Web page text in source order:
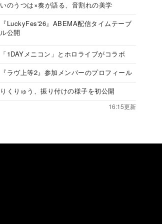
いのうつは×奏が語る、音割れの美学
『LuckyFes'26』ABEMA配信タイムテーブ
ル公開
「1DAYメニコン」とホロライブがコラボ
『ラヴ上等2』参加メンバーのプロフィール
りくりゅう、振り付けの様子を初公開
16:15更新